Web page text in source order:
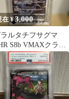
在 ¥3,000
ルタチフサグマ
S8b VMAXクライ
クス 207/184